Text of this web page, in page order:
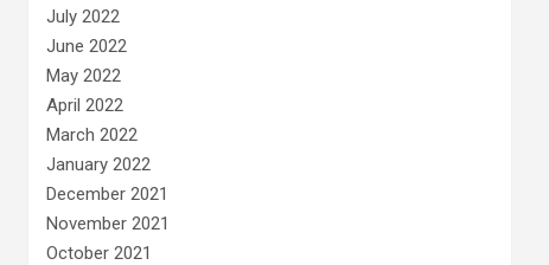
July 2022
June 2022
May 2022
April 2022
March 2022
January 2022
December 2021
November 2021
October 2021